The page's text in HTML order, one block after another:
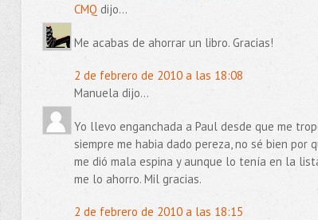
CMQ dijo...
Me acabas de ahorrar un libro. Gracias!
2 de febrero de 2010 a las 18:08
Manuela dijo...
Yo llevo enganchada a Paul desde que me
siempre me habia dado pereza, no sé bien
me dió mala espina y aunque lo tenía en la
me lo ahorro. Mil gracias.
2 de febrero de 2010 a las 18:15